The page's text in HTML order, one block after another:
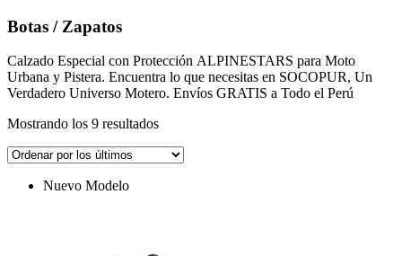
Botas / Zapatos
Calzado Especial con Protección ALPINESTARS para Moto
Urbana y Pistera. Encuentra lo que necesitas en SOCOPUR, Un
Verdadero Universo Motero. Envíos GRATIS a Todo el Perú
Mostrando los 9 resultadosOrdenado
los
Nuevo Modelo